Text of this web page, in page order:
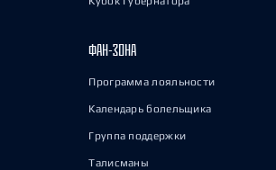
ФАН-ЗОНА
Программа лояльности
Календарь болельщика
Группа поддержки
Талисманы